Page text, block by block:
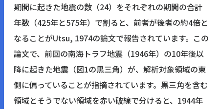
期間に起きた地震の数（24）をそれぞれの期間の合計
年数（425年と575年）で割ると、前者が後者の約4倍と
なることがUtsu, 1974の論文で報告されています。この
論文で、前回の南海トラフ地震（1946年）の10年後以
降に起きた地震（図1の黒三角）が、解析対象領域の東
側に偏っていることが指摘されています。黒三角を含む
領域とそうでない領域を赤い破線で分けると、1944年